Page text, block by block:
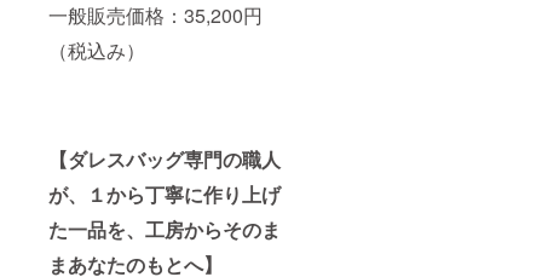
一般販売価格：35,200円
（税込み）
【ダレスバッグ専門の職人
が、１から丁寧に作り上げ
た一品を、工房からそのま
まあなたのもとへ】